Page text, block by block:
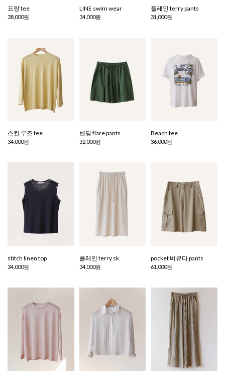
프랑 tee
38,000원
LINE swim wear
34,000원
플레인 terry pants
31,000원
스킨 루즈 tee
34,000원
밴딩 flare pants
32,000원
Beach tee
36,000원
stitch linen top
34,000원
플레인 terry sk
34,000원
pocket 버뮤다 pants
61,000원